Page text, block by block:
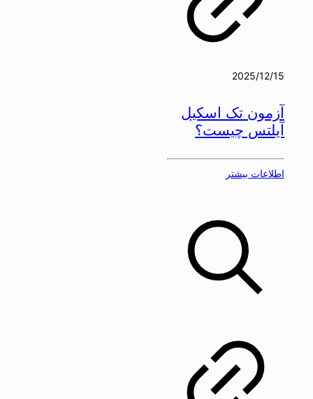
2025/12/15
آزمون تک اسکیل
آیلتس چیست؟
اطلاعات بیشتر